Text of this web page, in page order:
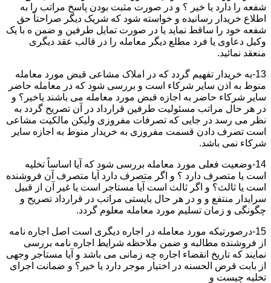
شفعه را دارد یا خیر ؟ و در صورت مثبت بودن پاسخ مراتب را به
اطلاع خریدار رسانیده و خواسته شود که شریک دیگر صراحتاً حق
شفعه خود را ساقط نماید یا در صورت تمایل طرفین و ضمن ه با یک
وکیل دعاوی یا فرد مطلع دیگر معامله را در قالب عقد دیگری
منعقد نمائید.
13-به خریدار تفهیم گردد که در املاک مشاعی قبض مورد معامله
منوط به اذن سایر شرکاء است و بررسی شود که در معامله حاضر
سایر شرکاء حاضر به اجازه قبض مورد معامله می باشند یاخیر؟ و
در هر حال مراتب مسئولیت طرفین قرارداد در آن تصریح گردد به
نظر می رسد در جایی که تصرفات مفروزی ولیکن مالکیت مشاعی
است تصرف دادن قسمت مفروزی به خریدار منوط به اجازه سایر
شرکاء نمی باشد.
14-وضعیت فعلی مورد معامله بررسی شود که آیا اساساً تخلیه
است یا متصرف دارد ؟ و اگر متصرف دارد آیا متصرف آن فروشنده
است یا ثالث؟ و اگر ثالث است آیا مستاجر است یا غیر آن از قبیل
سرایدار منتفع و و در هر حال بایستی مراتب در قرارداد تصریح و
چگونگی و زمان تسلیم مورد معامله معلوم گردد.
15-درصورتیکه مورد معامله در اجاره دیگری است اصل اجاره نامه
از فروشنده مطالبه و ضمن ملاحظه شرایط اجاره نامه بررسی
نمایند که تاریخ انقضاء اجاره چه زمانی می باشد و آیا مستاجر وجهی
از بابت قرض الحسنه در اختیار موجر دارد یا خیر؟ و ضمانت اجرای
تخلیه چیست و